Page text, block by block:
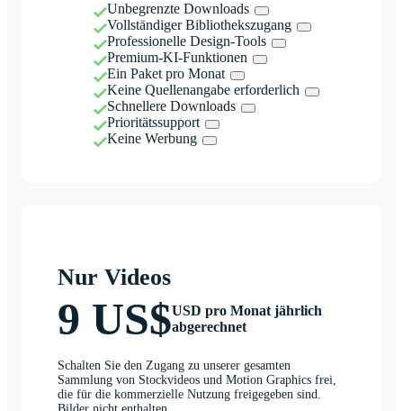
Unbegrenzte Downloads
Vollständiger Bibliothekszugang
Professionelle Design-Tools
Premium-KI-Funktionen
Ein Paket pro Monat
Keine Quellenangabe erforderlich
Schnellere Downloads
Prioritätssupport
Keine Werbung
Nur Videos
9 US$USD pro Monat jährlich
abgerechnet
Schalten Sie den Zugang zu unserer gesamten
Sammlung von Stockvideos und Motion Graphics frei,
die für die kommerzielle Nutzung freigegeben sind.